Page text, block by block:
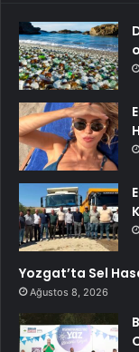
Yozgat’ta Sel
Ağustos 8, 2026